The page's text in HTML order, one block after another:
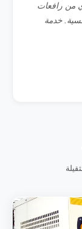
من رافعات
خدمة